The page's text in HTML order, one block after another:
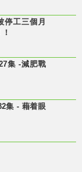
停工三個月
集 -減肥戰
集 - 藉着眼